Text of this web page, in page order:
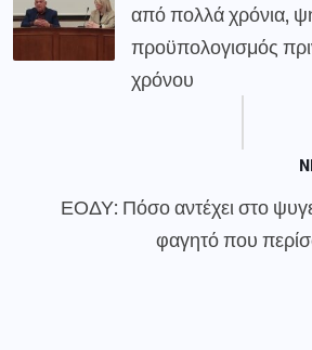
από πολλά χρόνια,
προϋπολογισμός
χρόνου
ΕΟΔΥ: Πόσο αντέχει στο
φαγητό που